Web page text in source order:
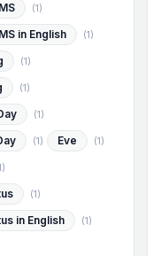
(1)
in English (1)
(1)
(1)
(1)
(1) Eve (1)
(1)
in English (1)